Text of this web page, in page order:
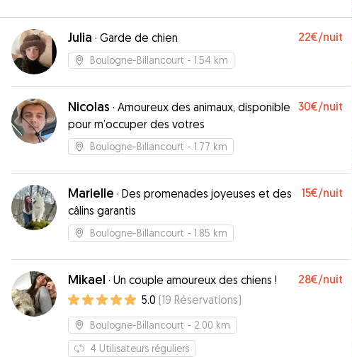
Julia · Garde de chien 22€/nuit
Boulogne-Billancourt - 1.54 km
Nicolas · Amoureux des animaux, disponible
pour m’occuper des votres
30€/nuit
Boulogne-Billancourt - 1.77 km
Marielle · Des promenades joyeuses et des
câlins garantis
15€/nuit
Boulogne-Billancourt - 1.85 km
Mikael · Un couple amoureux des chiens ! 28€/nuit
5.0 (19 Réservations)
Boulogne-Billancourt - 2.00 km
4 Utilisateurs réguliers